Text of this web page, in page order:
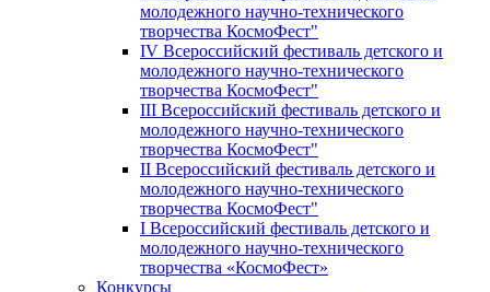
молодежного научно-технического
творчества КосмоФест"
IV Всероссийский фестиваль детского и
молодежного научно-технического
творчества КосмоФест"
III Всероссийский фестиваль детского и
молодежного научно-технического
творчества КосмоФест"
II Всероссийский фестиваль детского и
молодежного научно-технического
творчества КосмоФест"
I Всероссийский фестиваль детского и
молодежного научно-технического
творчества «КосмоФест»
Конкурсы